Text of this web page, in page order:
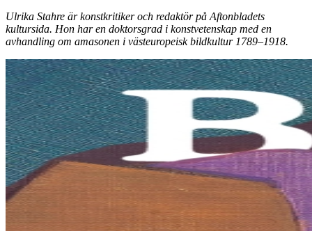
Ulrika Stahre är konstkritiker och redaktör på Aftonbladets
kultursida. Hon har en doktorsgrad i konstvetenskap med en
avhandling om amasonen i västeuropeisk bildkultur 1789–1918.